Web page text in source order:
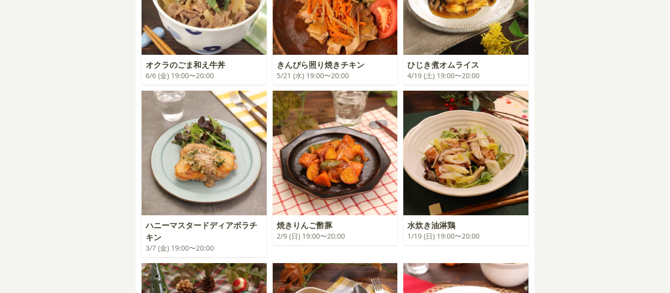
オクラのごま和え牛丼
6/6 (金) 19:00〜20:00
きんぴら照り焼きチキン
5/21 (水) 19:00〜20:00
ひじき煮オムライス
4/19 (土) 19:00〜20:00
ハニーマスタードディアボラチ
キン
3/7 (金) 19:00〜20:00
焼きりんご酢豚
2/9 (日) 19:00〜20:00
水炊き油淋鶏
1/19 (日) 19:00〜20:00